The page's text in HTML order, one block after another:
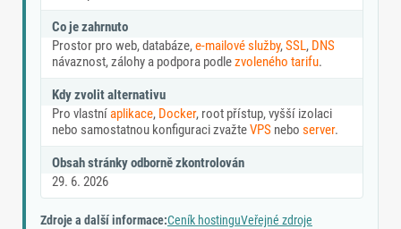
Co je zahrnuto
Prostor pro web, databáze,e-mailové služby,SSL, DNS
návaznost, zálohy a podpora podlezvoleného tarifu.
Kdy zvolit alternativu
Pro vlastníaplikace, Docker, root přístup, vyšší izolaci
nebo samostatnou konfiguraci zvažteVPS nebo server.
Obsah stránky odborně zkontrolován
29. 6. 2026
Zdroje a další informace:Ceník hostinguVeřejné zdroje